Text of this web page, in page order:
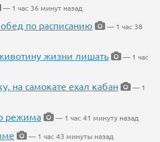
— 1 час 36 минут назад
по расписанию
— 1 час 38
жизни лишать
— 1 час
на самокате ехал кабан
— 1
режима
— 1 час 41 минуту назад
— 1 час 43 минуты назад